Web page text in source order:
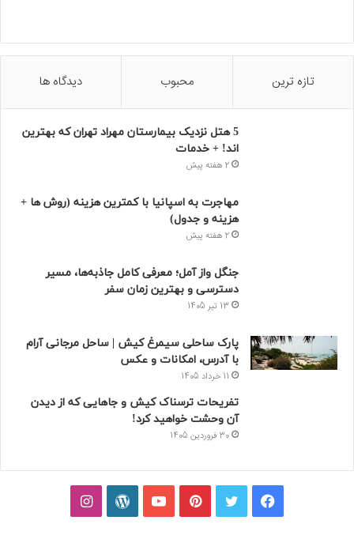
تازه ترین محبوب دیدگاه ها
5 هتل نزدیک بیمارستان مهراد تهران که بهترین‌
اند! + خدمات
2 هفته پیش
مهاجرت به اسپانیا با کمترین هزینه (روش ها +
هزینه و جدول)
2 هفته پیش
جنگل واز آمل؛ معرفی کامل جاذبه‌ها، مسیر
دسترسی و بهترین زمان سفر
13 تیر 1405
پارک ساحلی سیمرغ کیش | ساحل مرجانی آرام
با آدرس، امکانات و عکس
11 خرداد 1405
تفریحات ترسناک کیش و جاهایی که از دیدن
آن وحشت خواهید کرد!
30 فروردین 1405
فیسبوکتوییترپینتریستیوتیوبوردپرساینستاگرام